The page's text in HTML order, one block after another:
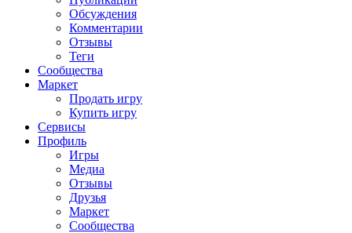
Обсуждения
Комментарии
Отзывы
Теги
Сообщества
Маркет
Продать игру
Купить игру
Сервисы
Профиль
Игры
Медиа
Отзывы
Друзья
Маркет
Сообщества